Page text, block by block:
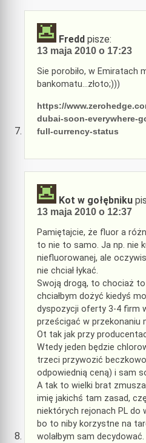
Fredd pisze:
13 maja 2010 o 17:23
Sie porobiło, w Emiratach
bankomatu…złoto;)))
https://
dubai-soon-everywhere-
full-currency-status
Kot w gołębniku
13 maja 2010 o 12:37
Pamiętajcie, że fluor a
to nie to samo. Ja np. nie
niefluorowanej, ale
nie chciał łykać.
Swoją drogą, to chociaż
chciałbym dożyć kiedyś
dyspozycji oferty 3-4 firm
prześcigać w przekonaniu
Ot tak jak przy
Wtedy jeden będzie
trzeci przywozić
odpowiednią ceną) i sam
A tak to wielki brat
imię jakichś tam zasad,
niektórych rejonach PL do
bo to niby korzystne na
wolałbym sam decydować.